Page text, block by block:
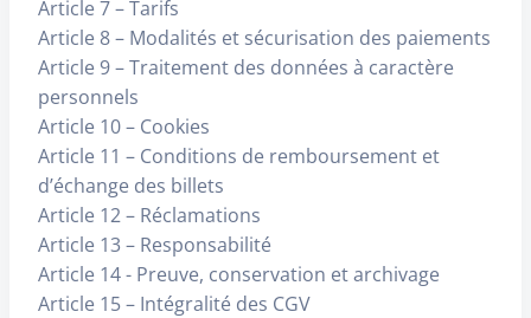
Article 7 – Tarifs
Article 8 – Modalités et sécurisation des paiements
Article 9 – Traitement des données à caractère
personnels
Article 10 – Cookies
Article 11 – Conditions de remboursement et
d’échange des billets
Article 12 – Réclamations
Article 13 – Responsabilité
Article 14 - Preuve, conservation et archivage
Article 15 – Intégralité des CGV